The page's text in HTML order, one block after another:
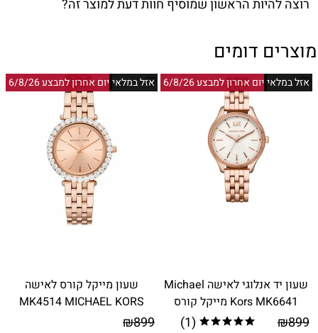
רוצה להיות הראשון שמוסיף חוות דעת למוצר זה?
מוצרים דומים
יום אחרון למבצע 6/8/26אזל במלאי
שעון יד אנלוגי לאישה Michael
Kors MK6641 מייקל קורס
₪899
(1)
יום אחרון למבצע 6/8/26אזל במלאי
שעון מייקל קורס לאישה
MK4514 MICHAEL KORS
₪899